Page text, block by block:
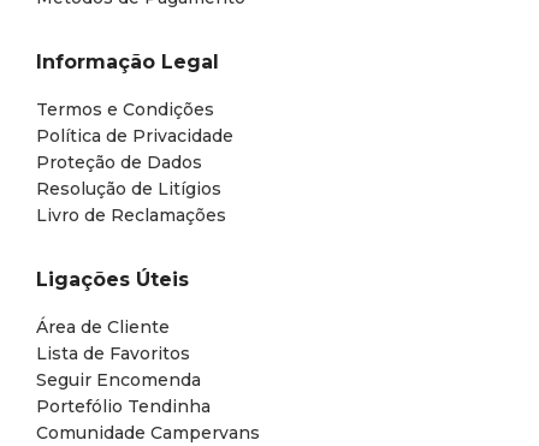
Informação Legal
Termos e Condições
Política de Privacidade
Proteção de Dados
Resolução de Litígios
Livro de Reclamações
Ligações Úteis
Área de Cliente
Lista de Favoritos
Seguir Encomenda
Portefólio Tendinha
Comunidade Campervans